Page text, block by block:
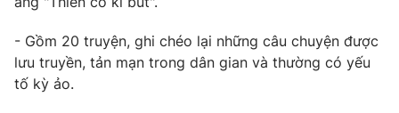
VTV4 Vươn mình bằng AI
VTV9
- Gồm 20 truyện, ghi chéo lại những câu chuyện được
lưu truyền, tản mạn trong dân gian và thường có yếu
tố kỳ ảo.